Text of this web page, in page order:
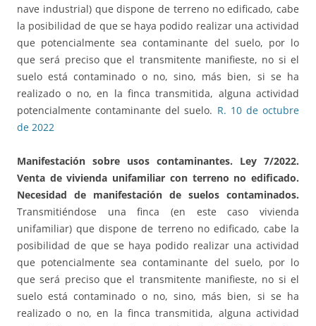
nave industrial) que dispone de terreno no edificado, cabe
la posibilidad de que se haya podido realizar una actividad
que potencialmente sea contaminante del suelo, por lo
que será preciso que el transmitente manifieste, no si el
suelo está contaminado o no, sino, más bien, si se ha
realizado o no, en la finca transmitida, alguna actividad
potencialmente contaminante del suelo. R. 10 de octubre
de 2022
Manifestación sobre usos contaminantes. Ley 7/2022.
Venta de vivienda unifamiliar con terreno no edificado.
Necesidad de manifestación de suelos contaminados.
Transmitiéndose una finca (en este caso vivienda
unifamiliar) que dispone de terreno no edificado, cabe la
posibilidad de que se haya podido realizar una actividad
que potencialmente sea contaminante del suelo, por lo
que será preciso que el transmitente manifieste, no si el
suelo está contaminado o no, sino, más bien, si se ha
realizado o no, en la finca transmitida, alguna actividad